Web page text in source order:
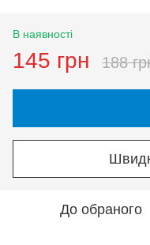
В наявності
145 грн 188
До обраного